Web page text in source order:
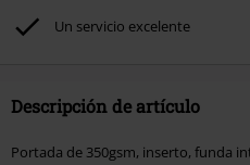
Un servicio excelente
Descripción de artículo
Portada de 350gsm, inserto, funda